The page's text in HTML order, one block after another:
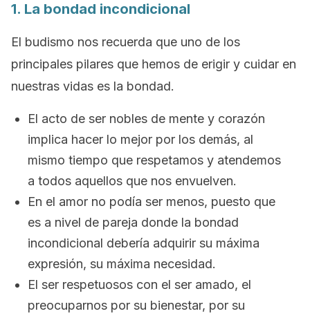
1. La bondad incondicional
El budismo nos recuerda que uno de los
principales pilares que hemos de erigir y cuidar en
nuestras vidas es la bondad.
El acto de ser nobles de mente y corazón
implica hacer lo mejor por los demás, al
mismo tiempo que respetamos y atendemos
a todos aquellos que nos envuelven.
En el amor no podía ser menos, puesto que
es a nivel de pareja donde la bondad
incondicional debería adquirir su máxima
expresión, su máxima necesidad.
El ser respetuosos con el ser amado, el
preocuparnos por su bienestar, por su